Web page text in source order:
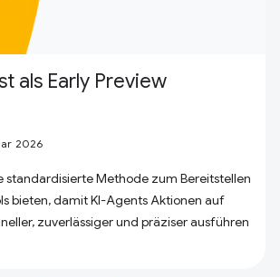
als Early Preview
2026
standardisierte Methode zum Bereitstellen
bieten, damit KI-Agents Aktionen auf
zuverlässiger und präziser ausführen